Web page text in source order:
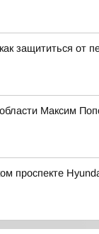
защититься от
Максим
проспекте